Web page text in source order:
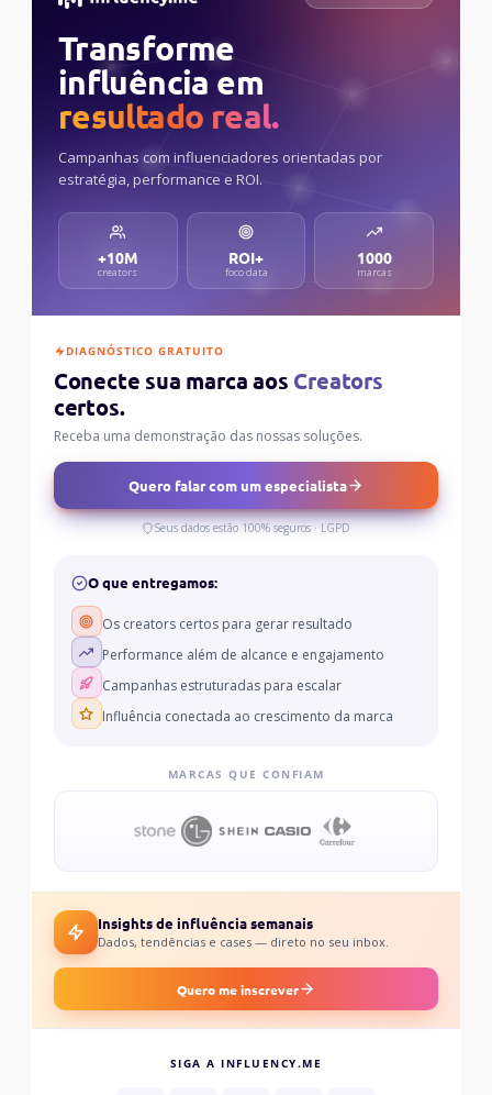
Transforme
influência em
resultado real.
Campanhas com influenciadores orientadas por
estratégia, performance e ROI.
+10M
creators
ROI+
foco data
1000
marcas
DIAGNÓSTICO GRATUITO
Conecte sua marca aos Creators
certos.
Receba uma demonstração das nossas soluções.
Quero falar com um especialista
Seus dados estão 100% seguros · LGPD
O que entregamos:
Os creators certos para gerar resultado
Performance além de alcance e engajamento
Campanhas estruturadas para escalar
Influência conectada ao crescimento da marca
MARCAS QUE CONFIAM
Insights de influência semanais
Dados, tendências e cases — direto no seu inbox.
Quero me inscrever
SIGA A INFLUENCY.ME